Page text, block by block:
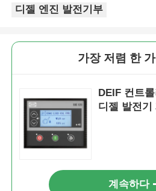
디젤 엔진 발전기부
가장 저렴 한
DEIF 컨트
디젤 발전기
계속하다